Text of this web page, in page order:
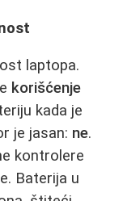
laptopa.
korišćenje
kada je
je jasan: ne.
kontrolere
Baterija u